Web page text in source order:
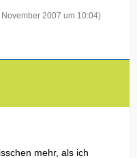
November 2007 um 10:04)
mehr, als ich